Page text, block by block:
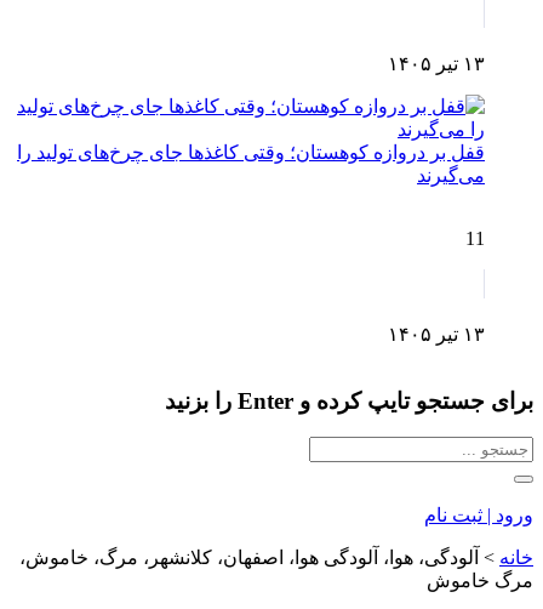
۱۳ تیر ۱۴۰۵
قفل بر دروازه کوهستان؛ وقتی کاغذها جای چرخ‌های تولید را
می‌گیرند
11
۱۳ تیر ۱۴۰۵
برای جستجو تایپ کرده و Enter را بزنید
ورود | ثبت نام
خانه > آلودگی، هوا، آلودگی هوا، اصفهان، کلانشهر، مرگ، خاموش،
مرگ خاموش